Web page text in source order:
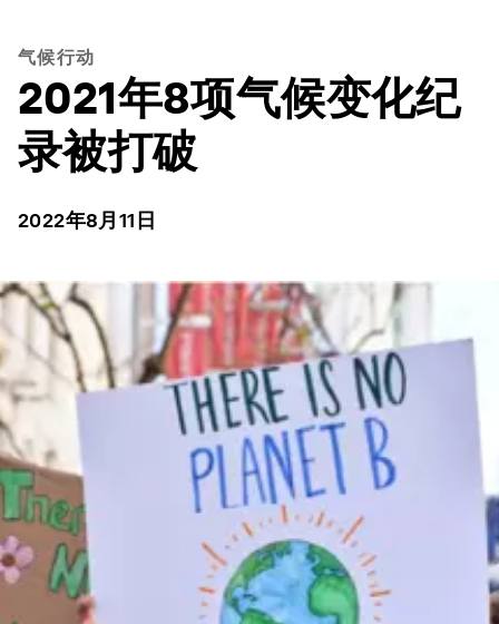
气候行动
2021年8项气候变化纪
录被打破
2022年8月11日